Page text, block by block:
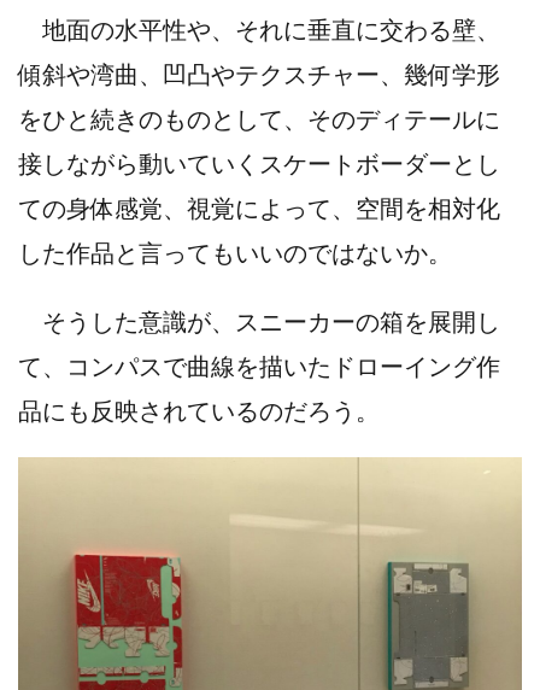
地面の水平性や、それに垂直に交わる壁、
傾斜や湾曲、凹凸やテクスチャー、幾何学形
をひと続きのものとして、そのディテールに
接しながら動いていくスケートボーダーとし
ての身体感覚、視覚によって、空間を相対化
した作品と言ってもいいのではないか。
そうした意識が、スニーカーの箱を展開し
て、コンパスで曲線を描いたドローイング作
品にも反映されているのだろう。